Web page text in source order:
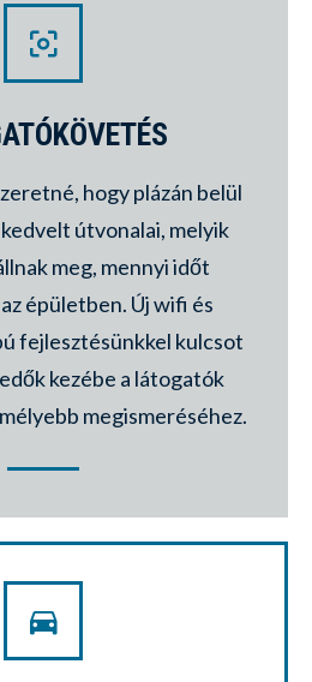
hogy plázán belül
útvonalai, melyik
meg, mennyi időt
épületben. Új wifi és
fejlesztésünkkel kulcsot
kezébe a látogatók
megismeréséhez.